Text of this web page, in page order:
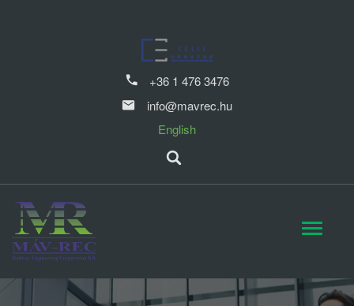
+36 1 476 3476
info@mavrec.hu
English